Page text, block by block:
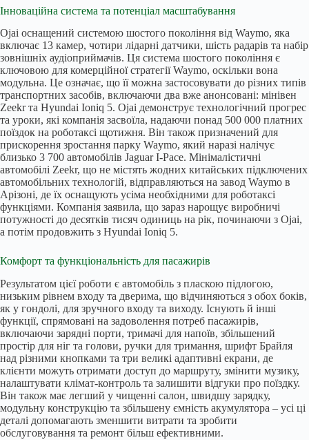
Інноваційна система та потенціал масштабування
Ojai оснащений системою шостого покоління від Waymo, яка
включає 13 камер, чотири лідарні датчики, шість радарів та набір
зовнішніх аудіоприймачів. Ця система шостого покоління є
ключовою для комерційної стратегії Waymo, оскільки вона
модульна. Це означає, що її можна застосовувати до різних типів
транспортних засобів, включаючи два вже анонсовані: мінівен
Zeekr та Hyundai Ioniq 5. Ojai демонструє технологічний прогрес
та уроки, які компанія засвоїла, надаючи понад 500 000 платних
поїздок на роботаксі щотижня. Він також призначений для
прискорення зростання парку Waymo, який наразі налічує
близько 3 700 автомобілів Jaguar I-Pace. Мінімалістичні
автомобілі Zeekr, що не містять жодних китайських підключених
автомобільних технологій, відправляються на завод Waymo в
Арізоні, де їх оснащують усіма необхідними для роботаксі
функціями. Компанія заявила, що зараз нарощує виробничі
потужності до десятків тисяч одиниць на рік, починаючи з Ojai,
а потім продовжить з Hyundai Ioniq 5.
Комфорт та функціональність для пасажирів
Результатом цієї роботи є автомобіль з пласкою підлогою,
низьким рівнем входу та дверима, що відчиняються з обох боків,
як у гондолі, для зручного входу та виходу. Існують й інші
функції, спрямовані на задоволення потреб пасажирів,
включаючи зарядні порти, тримачі для напоїв, збільшений
простір для ніг та голови, ручки для тримання, шрифт Брайля
над різними кнопками та три великі адаптивні екрани, де
клієнти можуть отримати доступ до маршруту, змінити музику,
налаштувати клімат-контроль та залишити відгуки про поїздку.
Він також має легший у чищенні салон, швидшу зарядку,
модульну конструкцію та збільшену ємність акумулятора – усі ці
деталі допомагають зменшити витрати та зробити
обслуговування та ремонт більш ефективними.